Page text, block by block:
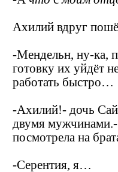
Ахилий вдруг
-Мендельн, ну-ка,
готовку их уйдёт
работать быстро…
-Ахилий!- дочь
двумя
посмотрела на
-Серентия, я…